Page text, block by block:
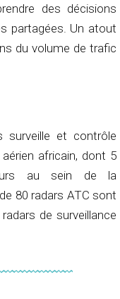
des décisions
partagées. Un atout
du volume de trafic
surveille et contrôle
aérien africain, dont 5
au sein de la
80 radars ATC sont
de surveillance